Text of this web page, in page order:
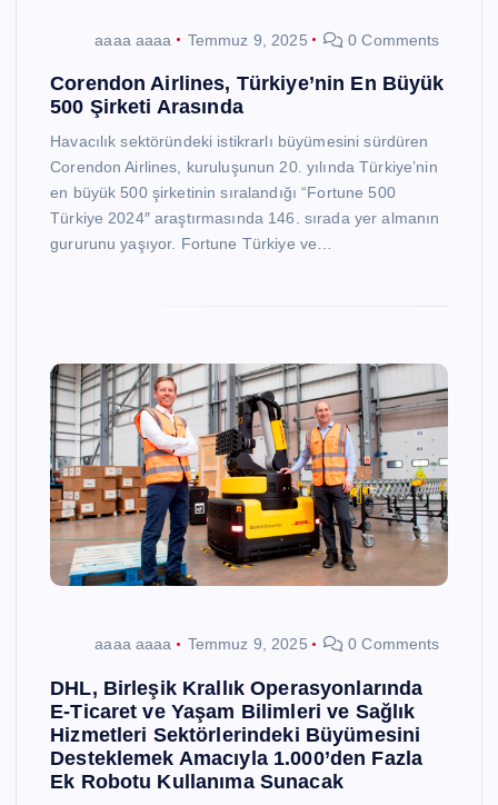
aaaa aaaa Temmuz 9, 2025 0 Comments
Corendon Airlines, Türkiye’nin En Büyük
500 Şirketi Arasında
Havacılık sektöründeki istikrarlı büyümesini sürdüren
Corendon Airlines, kuruluşunun 20. yılında Türkiye’nin
en büyük 500 şirketinin sıralandığı “Fortune 500
Türkiye 2024″ araştırmasında 146. sırada yer almanın
gururunu yaşıyor. Fortune Türkiye ve…
aaaa aaaa Temmuz 9, 2025 0 Comments
DHL, Birleşik Krallık Operasyonlarında
E-Ticaret ve Yaşam Bilimleri ve Sağlık
Hizmetleri Sektörlerindeki Büyümesini
Desteklemek Amacıyla 1.000’den Fazla
Ek Robotu Kullanıma Sunacak